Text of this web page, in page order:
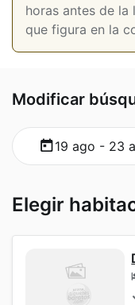
horas antes de
que figura en la
Modificar
19 ago - 23
Elegir